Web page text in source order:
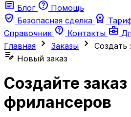
article Блог help Помощь
verified_user Безопасная сделка workspace_premium
Справочник contact_support Контакты business_center
Главная chevron_right Заказы chevron_right Создать
edit_note Новый заказ
Создайте
фрилансеров